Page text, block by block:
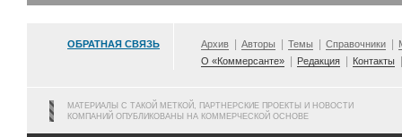
ОБРАТНАЯ СВЯЗЬ Архив Авторы Темы Справочники
О «Коммерсанте»
Редакция Контакты
МАТЕРИАЛЫ С ТАКОЙ МЕТКОЙ, ПАРТНЕРСКИЕ ПРОЕКТЫ И НОВОСТИ
КОМПАНИЙ ОПУБЛИКОВАНЫ НА КОММЕРЧЕСКОЙ ОСНОВЕ